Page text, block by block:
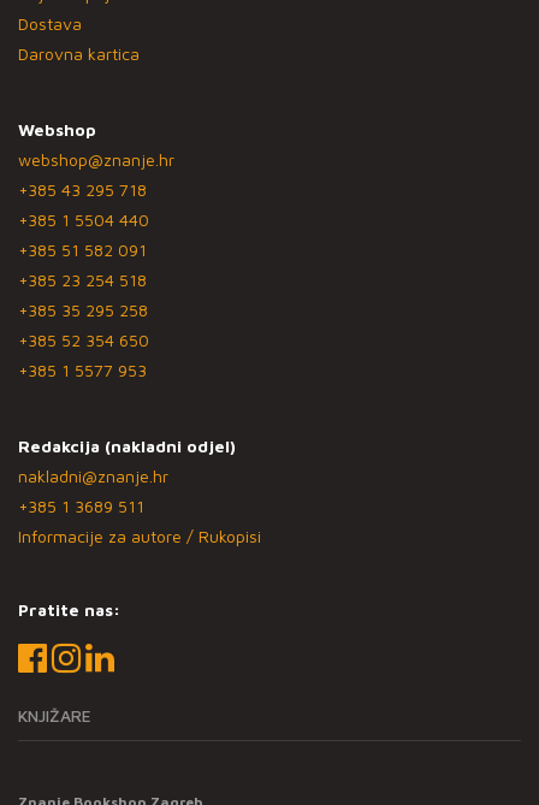
Dostava
Darovna kartica
Webshop
webshop@znanje.hr
+385 43 295 718
+385 1 5504 440
+385 51 582 091
+385 23 254 518
+385 35 295 258
+385 52 354 650
+385 1 5577 953
Redakcija (nakladni odjel)
nakladni@znanje.hr
+385 1 3689 511
Informacije za autore / Rukopisi
Pratite nas:
KNJIŽARE